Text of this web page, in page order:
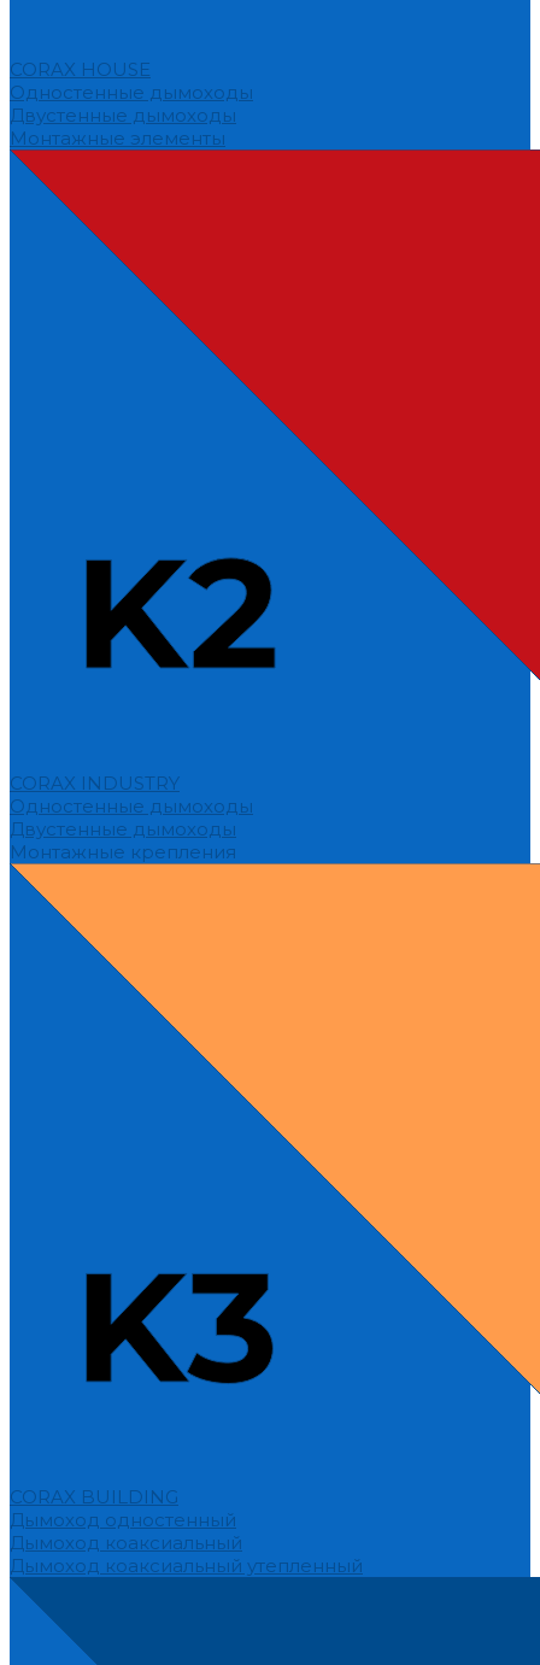
CORAX HOUSE
Одностенные дымоходы
Двустенные дымоходы
Монтажные элементы
CORAX INDUSTRY
Одностенные дымоходы
Двустенные дымоходы
Монтажные крепления
CORAX BUILDING
Дымоход одностенный
Дымоход коаксиальный
Дымоход коаксиальный утепленный